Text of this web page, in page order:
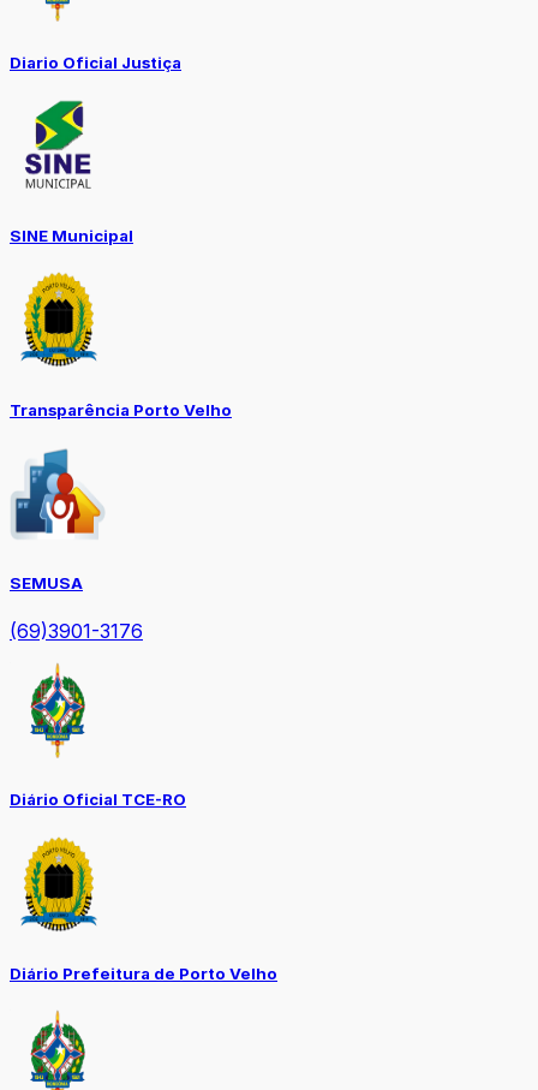
Diario Oficial Justiça
SINE Municipal
Transparência Porto Velho
SEMUSA
(69)3901-3176
Diário Oficial TCE-RO
Diário Prefeitura de Porto Velho